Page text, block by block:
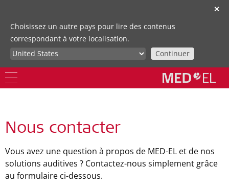
✕
Choisissez un autre pays pour lire des contenus
correspondant à votre localisation.
Continuer
Nous contacter
Vous avez une question à propos de MED-EL et de nos
solutions auditives ? Contactez-nous simplement grâce
au formulaire ci-dessous.